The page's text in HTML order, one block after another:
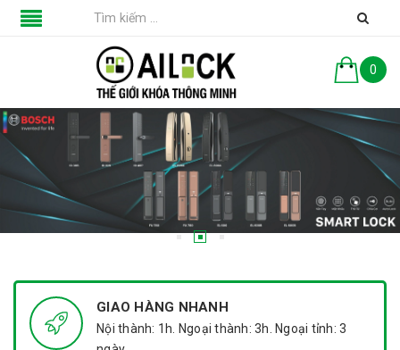
0
GIAO HÀNG NHANH
Nội thành: 1h. Ngoại thành: 3h. Ngoại tỉnh: 3